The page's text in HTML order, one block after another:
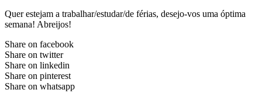
Quer estejam a trabalhar/estudar/de férias, desejo-vos uma óptima
semana! Abreijos!
Share on facebook
Share on twitter
Share on linkedin
Share on pinterest
Share on whatsapp